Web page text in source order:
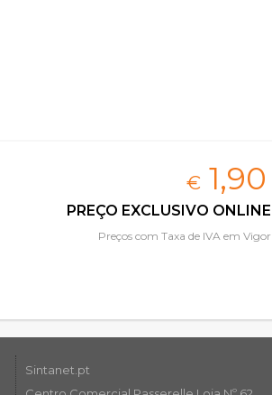
€ 1,90
PREÇO EXCLUSIVO ONLINE
Preços com Taxa de IVA em Vigor
Sintanet.pt